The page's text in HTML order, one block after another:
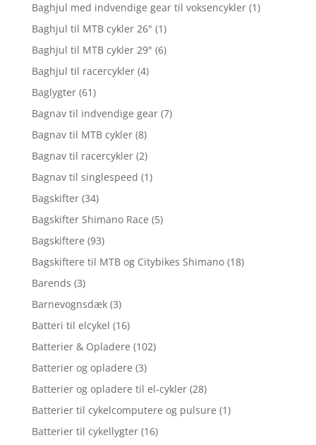
Baghjul med indvendige gear til voksencykler (1)
Baghjul til MTB cykler 26" (1)
Baghjul til MTB cykler 29" (6)
Baghjul til racercykler (4)
Baglygter (61)
Bagnav til indvendige gear (7)
Bagnav til MTB cykler (8)
Bagnav til racercykler (2)
Bagnav til singlespeed (1)
Bagskifter (34)
Bagskifter Shimano Race (5)
Bagskiftere (93)
Bagskiftere til MTB og Citybikes Shimano (18)
Barends (3)
Barnevognsdæk (3)
Batteri til elcykel (16)
Batterier & Opladere (102)
Batterier og opladere (3)
Batterier og opladere til el-cykler (28)
Batterier til cykelcomputere og pulsure (1)
Batterier til cykellygter (16)